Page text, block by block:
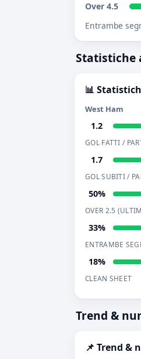
Over 4.5
Entrambe
Statistiche
📊
West Ham
1.2
GOL FATTI /
1.7
GOL SUBITI /
50%
OVER 2.5
33%
ENTRAMBE
18%
CLEAN SHEET
Trend &
📌 Trend &